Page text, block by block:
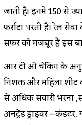
जाती है। इनमे 150 से
फर्राटा भरती है। रेल
सफर को मजबूर हैं इस
आर टी ओ चेकिंग के
निशक्त और महिला शीट
से अधिक सवारी भरना
अनट्रेंड ड्राइवर –